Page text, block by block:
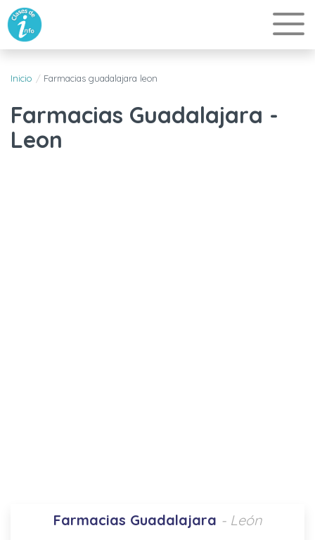
Inicio Farmacias guadalajara leon
Farmacias Guadalajara -
Leon
Farmacias Guadalajara - León